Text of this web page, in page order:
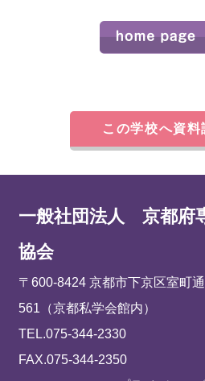
この学校へ資料
一般社団法人 京都府
協会
〒600-8424 京都市下京区室町
561（京都私学会館内）
TEL.075-344-2330
FAX.075-344-2350